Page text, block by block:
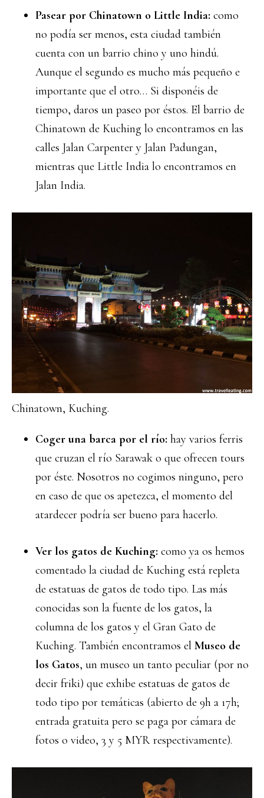
Pasear por Chinatown o Little India: como
no podía ser menos, esta ciudad también
cuenta con un barrio chino y uno hindú.
Aunque el segundo es mucho más pequeño e
importante que el otro… Si disponéis de
tiempo, daros un paseo por éstos. El barrio de
Chinatown de Kuching lo encontramos en las
calles Jalan Carpenter y Jalan Padungan,
mientras que Little India lo encontramos en
Jalan India.
Chinatown, Kuching.
Coger una barca por el río: hay varios ferris
que cruzan el río Sarawak o que ofrecen tours
por éste. Nosotros no cogimos ninguno, pero
en caso de que os apetezca, el momento del
atardecer podría ser bueno para hacerlo.
Ver los gatos de Kuching: como ya os hemos
comentado la ciudad de Kuching está repleta
de estatuas de gatos de todo tipo. Las más
conocidas son la fuente de los gatos, la
columna de los gatos y el Gran Gato de
Kuching. También encontramos el Museo de
los Gatos, un museo un tanto peculiar (por no
decir friki) que exhibe estatuas de gatos de
todo tipo por temáticas (abierto de 9h a 17h;
entrada gratuita pero se paga por cámara de
fotos o video, 3 y 5 MYR respectivamente).